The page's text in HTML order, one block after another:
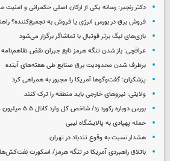
دکتر رنجبر: رسانه یکی از ارکان اصلی حکمرانی و
فروش برق در بورس انرژی یا فروش به تجمیع‌کننده؟
بازی‌های لیگ برتر فوتبال با تماشاگر برگزار می‌شود
عراقچی: باز شدن تنگه هرمز تابع جبران نقض
برطرف شدن محدودیت‌ برق صنایع طی هفته‌های آینده
پزشکیان: گفت‌وگوها آمریکا را مجبور به همراهی کرد
ولایتی: نیروهای خارجی باید منطقه را ترک کنند
بورس دوباره رکورد زد/ شاخص کل وارد کانال ۵.۵ میلیون واحد شد
حمله پهپادی به پالایشگاه لیبی
هشدار نسبت به وقوع تندباد در تهران
باتلاق راهبردی آمریکا در تنگه هرمز/ اسکورت